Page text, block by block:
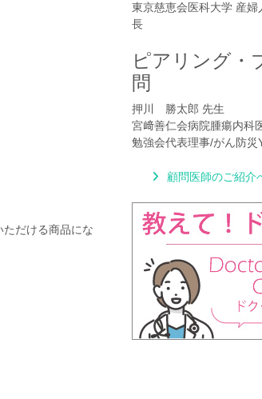
だける商品にな
東京慈恵会医科大学 産
長
ピアリング・
問
押川 勝太郎 先生
宮﨑善仁会病院腫瘍内科
勉強会代表理事/がん防災
顧問医師のご紹介